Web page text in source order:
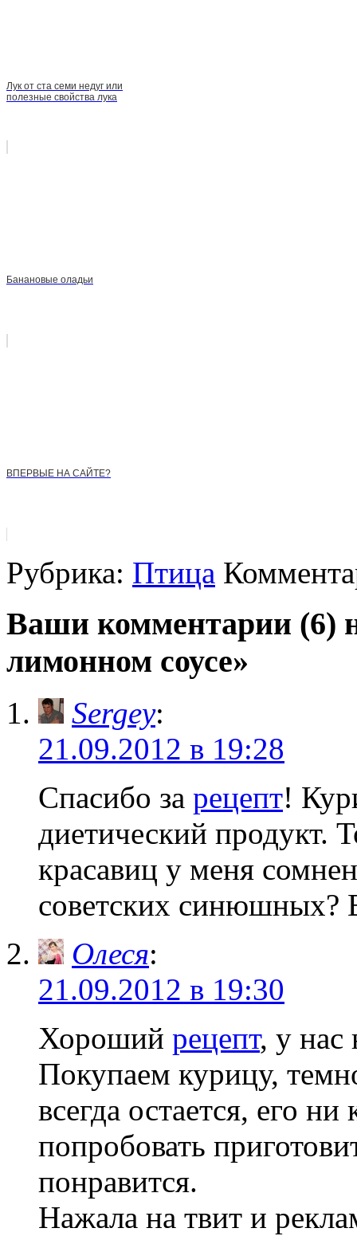
Лук от ста семи недуг или
полезные свойства лука
Банановые оладьи
ВПЕРВЫЕ НА САЙТЕ?
Рубрика: Птица
Ваши комментарии (6)
лимонном соусе»
Sergey:
21.09.2012 в 19:28
Спасибо за рецепт!
диетический продукт.
красавиц у меня
советских синюшных?
Олеся:
21.09.2012 в 19:30
Хороший рецепт, у нас
Покупаем курицу,
всегда остается, его
попробовать
понравится.
Нажала на твит и